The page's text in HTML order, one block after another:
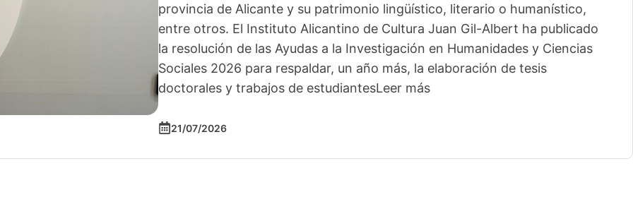
provincia de Alicante y su patrimonio lingüístico, literario o humanístico,
entre otros. El Instituto Alicantino de Cultura Juan Gil-Albert ha publicado
la resolución de las Ayudas a la Investigación en Humanidades y Ciencias
Sociales 2026 para respaldar, un año más, la elaboración de tesis
doctorales y trabajos de estudiantesLeer más
21/07/2026